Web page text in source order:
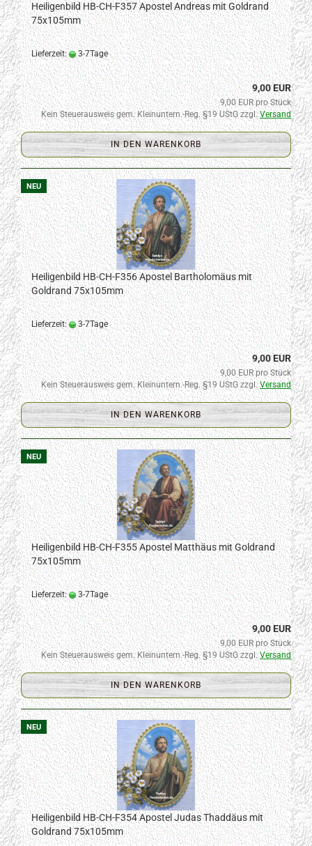
Heiligenbild HB-CH-F357 Apostel Andreas mit Goldrand
75x105mm
Lieferzeit: 3-7Tage
9,00 EUR
9,00 EUR pro Stück
Kein Steuerausweis gem. Kleinuntern.-Reg. §19 UStG zzgl.Versand
IN DEN WARENKORB
NEU
Heiligenbild HB-CH-F356 Apostel Bartholomäus mit
Goldrand 75x105mm
Lieferzeit: 3-7Tage
9,00 EUR
9,00 EUR pro Stück
Kein Steuerausweis gem. Kleinuntern.-Reg. §19 UStG zzgl.Versand
IN DEN WARENKORB
NEU
Heiligenbild HB-CH-F355 Apostel Matthäus mit Goldrand
75x105mm
Lieferzeit: 3-7Tage
9,00 EUR
9,00 EUR pro Stück
Kein Steuerausweis gem. Kleinuntern.-Reg. §19 UStG zzgl.Versand
IN DEN WARENKORB
NEU
Heiligenbild HB-CH-F354 Apostel Judas Thaddäus mit
Goldrand 75x105mm